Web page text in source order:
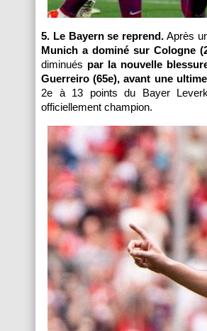
5. Le Bayern se reprend. Après
Munich a dominé sur Cologne
diminués par la nouvelle
Guerreiro (65e), avant une
2e à 13 points du Bayer
officiellement champion.